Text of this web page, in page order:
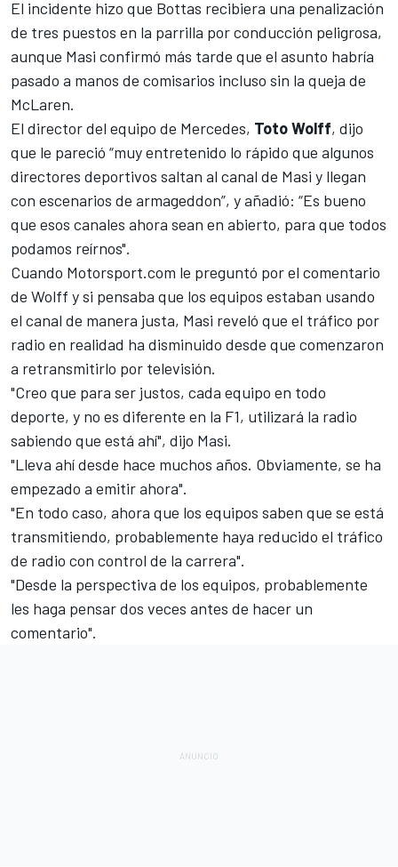
El incidente hizo que Bottas recibiera una penalización
de tres puestos en la parrilla por conducción peligrosa,
aunque Masi confirmó más tarde que el asunto habría
pasado a manos de comisarios incluso sin la queja de
McLaren.
El director del equipo de Mercedes, Toto Wolff, dijo
que le pareció “muy entretenido lo rápido que algunos
directores deportivos saltan al canal de Masi y llegan
con escenarios de armageddon”, y añadió: “Es bueno
que esos canales ahora sean en abierto, para que todos
podamos reírnos".
Cuando Motorsport.com le preguntó por el comentario
de Wolff y si pensaba que los equipos estaban usando
el canal de manera justa, Masi reveló que el tráfico por
radio en realidad ha disminuido desde que comenzaron
a retransmitirlo por televisión.
"Creo que para ser justos, cada equipo en todo
deporte, y no es diferente en la F1, utilizará la radio
sabiendo que está ahí", dijo Masi.
"Lleva ahí desde hace muchos años. Obviamente, se ha
empezado a emitir ahora".
"En todo caso, ahora que los equipos saben que se está
transmitiendo, probablemente haya reducido el tráfico
de radio con control de la carrera".
"Desde la perspectiva de los equipos, probablemente
les haga pensar dos veces antes de hacer un
comentario".